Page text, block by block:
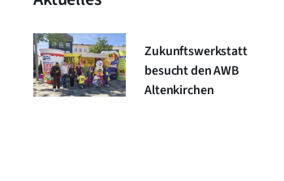
Zukunftswerkstatt
besucht den AWB
Altenkirchen